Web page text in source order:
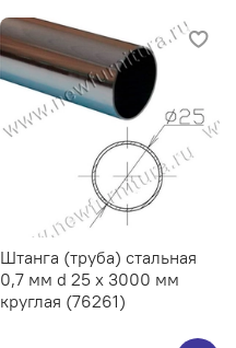
Штанга (труба) стальная
0,7 мм d 25 х 3000 мм
круглая (76261)